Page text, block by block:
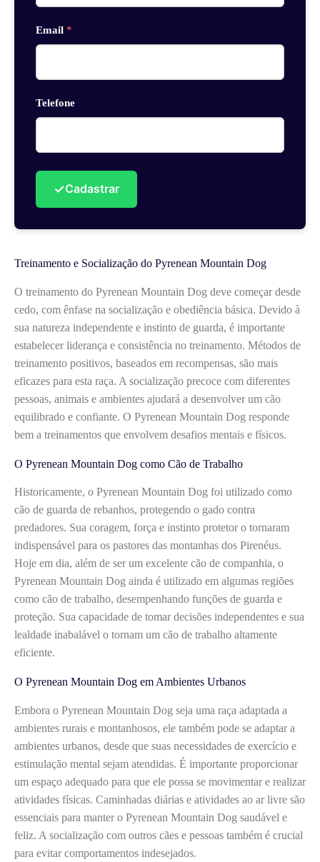
Email *
Telefone
✓Cadastrar
Treinamento e Socialização do Pyrenean Mountain Dog
O treinamento do Pyrenean Mountain Dog deve começar desde
cedo, com ênfase na socialização e obediência básica. Devido à
sua natureza independente e instinto de guarda, é importante
estabelecer liderança e consistência no treinamento. Métodos de
treinamento positivos, baseados em recompensas, são mais
eficazes para esta raça. A socialização precoce com diferentes
pessoas, animais e ambientes ajudará a desenvolver um cão
equilibrado e confiante. O Pyrenean Mountain Dog responde
bem a treinamentos que envolvem desafios mentais e físicos.
O Pyrenean Mountain Dog como Cão de Trabalho
Historicamente, o Pyrenean Mountain Dog foi utilizado como
cão de guarda de rebanhos, protegendo o gado contra
predadores. Sua coragem, força e instinto protetor o tornaram
indispensável para os pastores das montanhas dos Pirenéus.
Hoje em dia, além de ser um excelente cão de companhia, o
Pyrenean Mountain Dog ainda é utilizado em algumas regiões
como cão de trabalho, desempenhando funções de guarda e
proteção. Sua capacidade de tomar decisões independentes e sua
lealdade inabalável o tornam um cão de trabalho altamente
eficiente.
O Pyrenean Mountain Dog em Ambientes Urbanos
Embora o Pyrenean Mountain Dog seja uma raça adaptada a
ambientes rurais e montanhosos, ele também pode se adaptar a
ambientes urbanos, desde que suas necessidades de exercício e
estimulação mental sejam atendidas. É importante proporcionar
um espaço adequado para que ele possa se movimentar e realizar
atividades físicas. Caminhadas diárias e atividades ao ar livre são
essenciais para manter o Pyrenean Mountain Dog saudável e
feliz. A socialização com outros cães e pessoas também é crucial
para evitar comportamentos indesejados.